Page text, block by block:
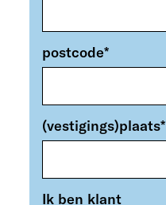
postcode*
(vestigings)plaats*
Ik ben klant